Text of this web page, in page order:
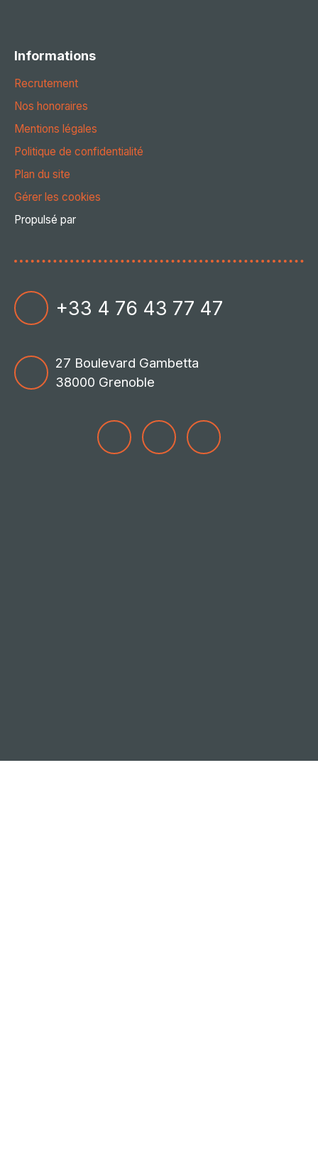
Informations
Recrutement
Nos honoraires
Mentions légales
Politique de confidentialité
Plan du site
Gérer les cookies
Propulsé par
+33 4 76 43 77 47
27 Boulevard Gambetta
38000 Grenoble